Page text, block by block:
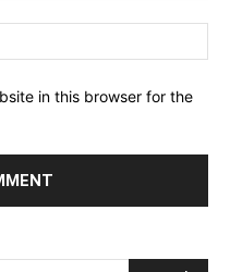
in this browser for the